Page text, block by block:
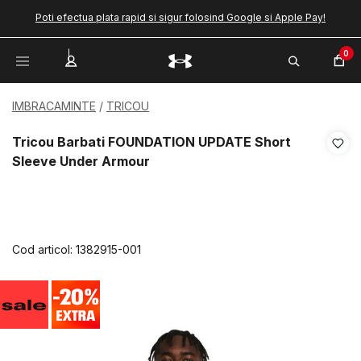
Poti efectua plata rapid si sigur folosind Google si Apple Pay!
0
IMBRACAMINTE TRICOU
Tricou Barbati FOUNDATION UPDATE Short
Sleeve Under Armour
Cod articol: 1382915-001